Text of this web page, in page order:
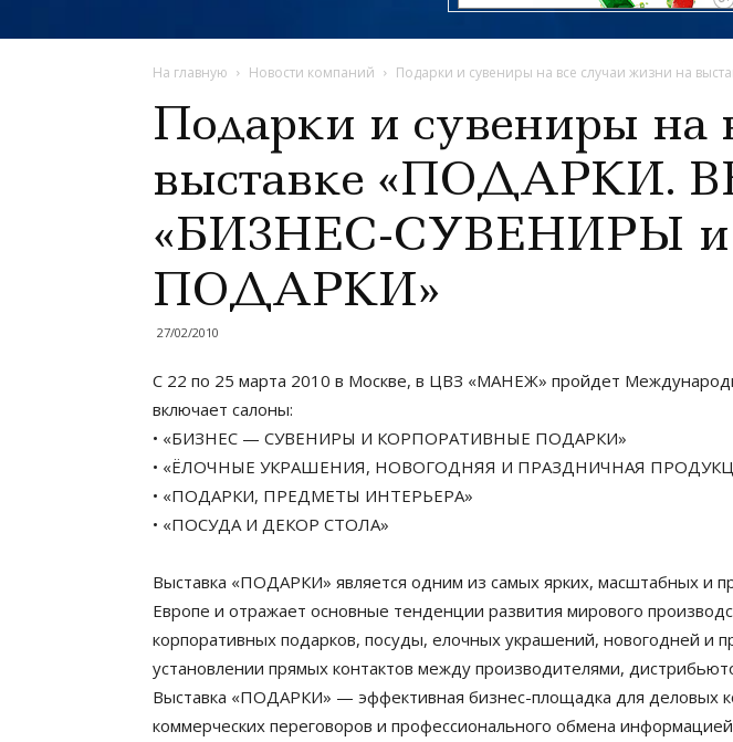
На главную Новости компаний Подарки и сувениры на все случаи жизни на
Подарки и сувениры на
выставке «ПОДАРКИ.
«БИЗНЕС-СУВЕНИРЫ
ПОДАРКИ»
27/02/2010
С 22 по 25 марта 2010 в Москве, в ЦВЗ «МАНЕЖ» пройдет
включает салоны:
• «БИЗНЕС — СУВЕНИРЫ И КОРПОРАТИВНЫЕ ПОДАРКИ»
• «ЁЛОЧНЫЕ УКРАШЕНИЯ, НОВОГОДНЯЯ И ПРАЗДНИЧНАЯ
• «ПОДАРКИ, ПРЕДМЕТЫ ИНТЕРЬЕРА»
• «ПОСУДА И ДЕКОР СТОЛА»
Выставка «ПОДАРКИ» является одним из самых ярких, масштабных и
Европе и отражает основные тенденции развития мирового
корпоративных подарков, посуды, елочных украшений, новогодней и
установлении прямых контактов между производителями,
Выставка «ПОДАРКИ» — эффективная бизнес-площадка для деловых
коммерческих переговоров и профессионального обмена